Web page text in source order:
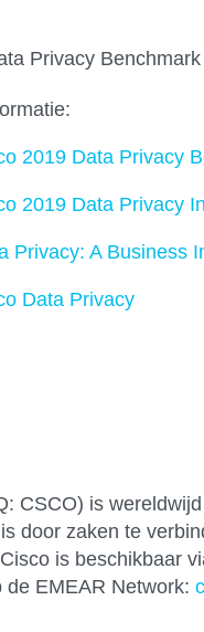
Privacy
2019 Data Privacy
2019 Data Privacy
Privacy: A Business
Data Privacy
CSCO) is
door zaken te
is beschikbaar
de EMEAR Network: